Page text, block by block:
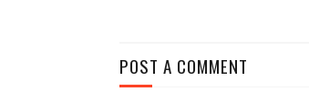
POST A COMMENT